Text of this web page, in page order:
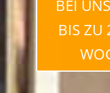
BEI
BIS ZU